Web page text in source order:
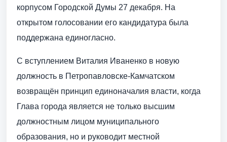
корпусом Городской Думы 27 декабря. На
открытом голосовании его кандидатура была
поддержана единогласно.
С вступлением Виталия Иваненко в новую
должность в Петропавловске-Камчатском
возвращён принцип единоначалия власти, когда
Глава города является не только высшим
должностным лицом муниципального
образования, но и руководит местной